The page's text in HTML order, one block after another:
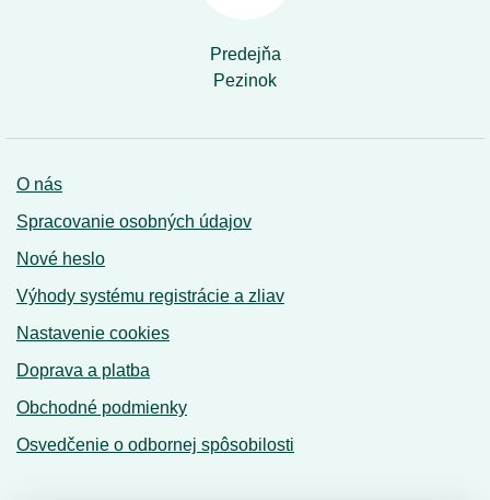
Predejňa
Pezinok
O nás
Spracovanie osobných údajov
Nové heslo
Výhody systému registrácie a zliav
Nastavenie cookies
Doprava a platba
Obchodné podmienky
Osvedčenie o odbornej spôsobilosti